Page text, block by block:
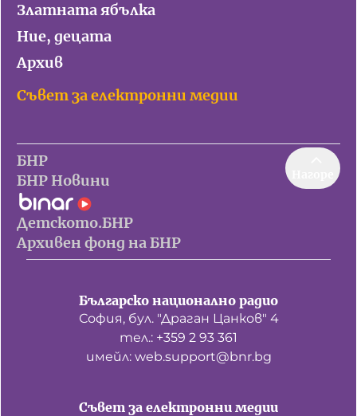
Златната ябълка
Ние, децата
Архив
Съвет за електронни медии
БНР
БНР Новини
Детското.БНР
Архивен фонд на БНР
Българско национално радио
София, бул. "Драган Цанков" 4
тел.: +359 2 93 361
имейл: web.support@bnr.bg
Съвет за електронни медии